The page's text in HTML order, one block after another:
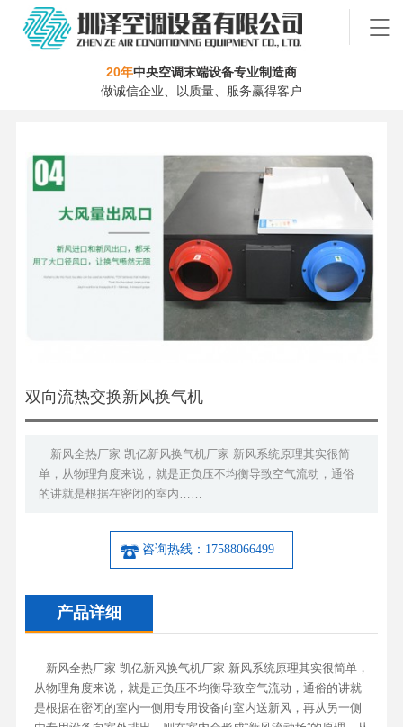
20年中央空调末端设备专业制造商
做诚信企业、以质量、服务赢得客户
双向流热交换新风换气机
新风全热厂家 凯亿新风换气机厂家 新风系统原理其实很简
单，从物理角度来说，就是正负压不均衡导致空气流动，通俗
的讲就是根据在密闭的室内……
咨询热线：17588066499
产品详细
新风全热厂家 凯亿新风换气机厂家 新风系统原理其实很简单，
从物理角度来说，就是正负压不均衡导致空气流动，通俗的讲就
是根据在密闭的室内一侧用专用设备向室内送新风，再从另一侧